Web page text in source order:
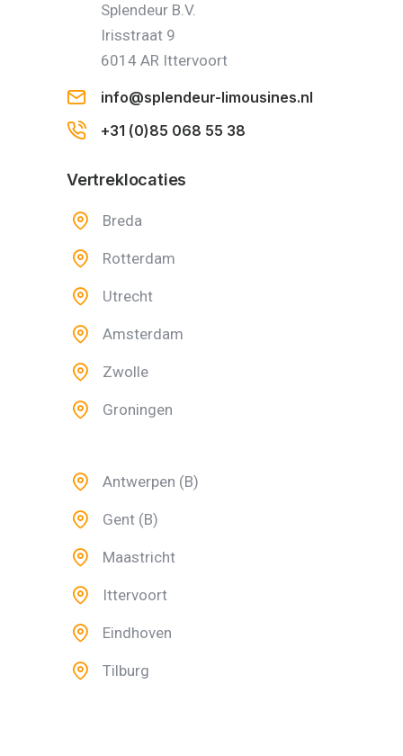
Splendeur B.V.
Irisstraat 9
6014 AR Ittervoort
info@splendeur-limousines.nl
+31 (0)85 068 55 38
Vertreklocaties
Breda
Rotterdam
Utrecht
Amsterdam
Zwolle
Groningen
Antwerpen (B)
Gent (B)
Maastricht
Ittervoort
Eindhoven
Tilburg